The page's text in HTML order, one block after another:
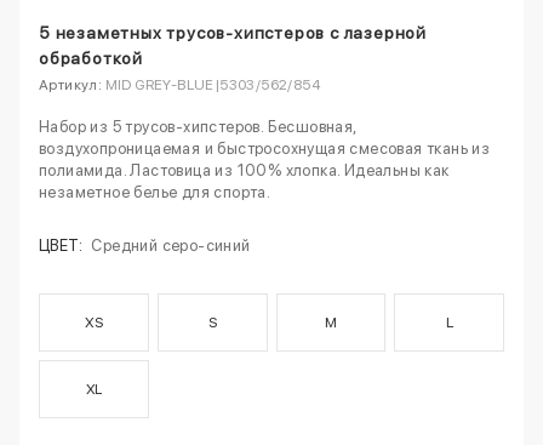
5 незаметных трусов-хипстеров с лазерной
обработкой
Артикул: MID GREY-BLUE|5303/562/854
Набор из 5 трусов-хипстеров. Бесшовная,
воздухопроницаемая и быстросохнущая смесовая ткань из
полиамида. Ластовица из 100% хлопка. Идеальны как
незаметное белье для спорта.
ЦВЕТ: Средний серо-синий
XS S M L
XL